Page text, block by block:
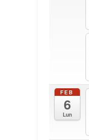
FEB
6
Lun